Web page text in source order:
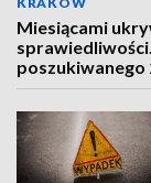
Miesiącami
poszukiwanego